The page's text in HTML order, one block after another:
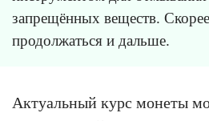
запрещённых веществ. Скорее
продолжаться и дальше.
Актуальный курс монеты